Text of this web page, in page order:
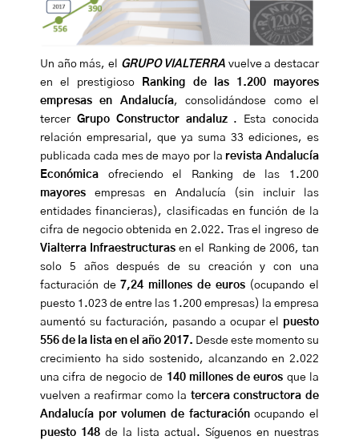
Un año más, el GRUPO VIALTERRA vuelve a destacar
en el prestigioso
Ranking de las 1.200 mayores
empresas en Andalucía, consolidándose como el
tercerGrupo Constructor andaluz. Esta conocida
relación empresarial, que ya suma 33 ediciones, es
publicada cada mes de mayo por la revista Andalucía
Económica ofreciendo el Ranking de las 1.200
mayores empresas en Andalucía (sin incluir las
entidades financieras), clasificadas en función de la
cifra de negocio obtenida en 2.022. Tras el ingreso de
Vialterra Infraestructuras en el Ranking de 2006, tan
solo 5 años después de su creación y con una
facturación de7,24 millones de euros(ocupando el
puesto 1.023 de entre las 1.200 empresas) la empresa
aumentó su facturación, pasando a ocupar el puesto
556 de la lista en el año 2017. Desde este momento su
crecimiento ha sido sostenido, alcanzando en 2.022
una cifra de negocio de 140 millones de euros que la
vuelven a reafirmar como la tercera constructora de
Andalucía por volumen de facturaciónocupando el
puesto 148 de la lista actual. Síguenos en nuestras